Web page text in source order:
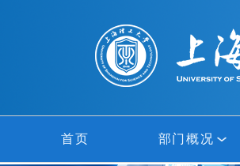
首页 部门概况